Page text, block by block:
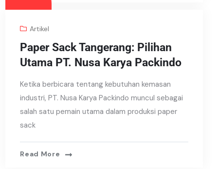
Artikel
Paper Sack Tangerang: Pilihan
Utama PT. Nusa Karya Packindo
Ketika berbicara tentang kebutuhan kemasan
industri, PT. Nusa Karya Packindo muncul sebagai
salah satu pemain utama dalam produksi paper
sack
Read More